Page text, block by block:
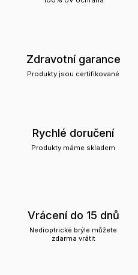
Zdravotní garance
Produkty jsou certifikované
Rychlé doručení
Produkty máme skladem
Vrácení do 15 dnů
Nedioptrické brýle můžete
zdarma vrátit